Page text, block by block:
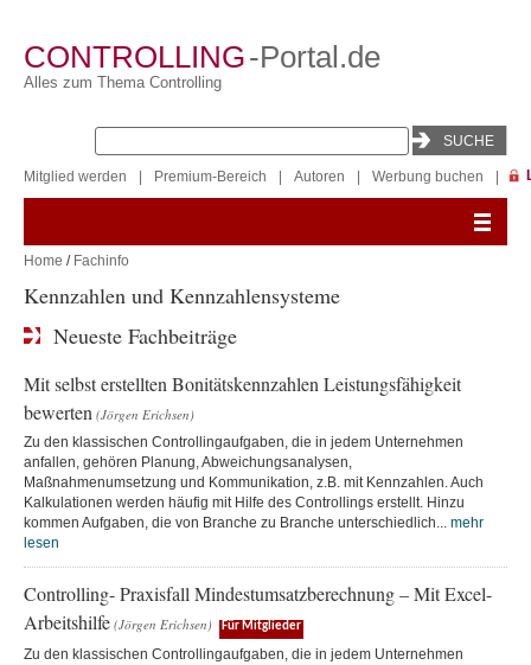
CONTROLLING-Portal.de
Alles zum Thema Controlling
Mitglied werden Premium-Bereich Autoren Werbung buchen
Home / Fachinfo
Kennzahlen und Kennzahlensysteme
Neueste Fachbeiträge
Mit selbst erstellten Bonitätskennzahlen Leistungsfähigkeit
bewerten (Jörgen Erichsen)
Zu den klassischen Controllingaufgaben, die in jedem Unternehmen
anfallen, gehören Planung, Abweichungsanalysen,
Maßnahmenumsetzung und Kommunikation, z.B. mit Kennzahlen. Auch
Kalkulationen werden häufig mit Hilfe des Controllings erstellt. Hinzu
kommen Aufgaben, die von Branche zu Branche unterschiedlich... mehr
lesen
Controlling- Praxisfall Mindestumsatzberechnung – Mit Excel-
Arbeitshilfe (Jörgen Erichsen) Für Mitglieder
Zu den klassischen Controllingaufgaben, die in jedem Unternehmen